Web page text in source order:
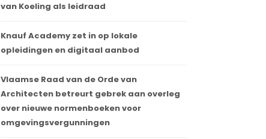
van Koeling als leidraad
Knauf Academy zet in op lokale
opleidingen en digitaal aanbod
Vlaamse Raad van de Orde van
Architecten betreurt gebrek aan overleg
over nieuwe normenboeken voor
omgevingsvergunningen